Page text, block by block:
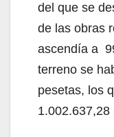
del que se
de las obras
ascendía a
terreno se
pesetas, los
1.002.637,28